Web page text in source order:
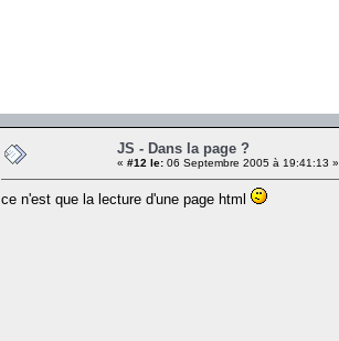
JS - Dans la page ?
« #12 le: 06 Septembre 2005 à 19:41:13 »
ce n'est que la lecture d'une page html